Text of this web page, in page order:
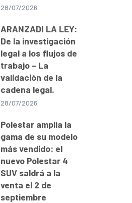
28/07/2026
ARANZADI LA LEY:
De la investigación
legal a los flujos de
trabajo – La
validación de la
cadena legal.
28/07/2026
Polestar amplía la
gama de su modelo
más vendido: el
nuevo Polestar 4
SUV saldrá a la
venta el 2 de
septiembre